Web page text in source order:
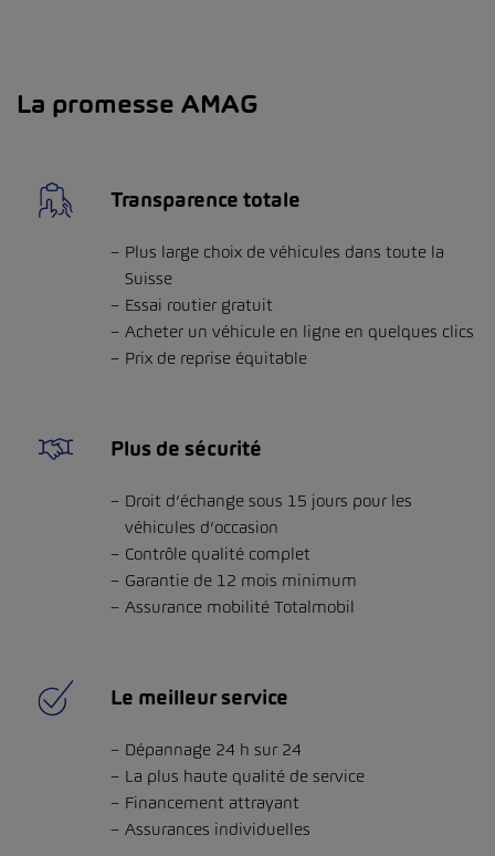
La promesse AMAG
Transparence totale
Plus large choix de véhicules dans toute la
Suisse
Essai routier gratuit
Acheter un véhicule en ligne en quelques clics
Prix de reprise équitable
Plus de sécurité
Droit d’échange sous 15 jours pour les
véhicules d’occasion
Contrôle qualité complet
Garantie de 12 mois minimum
Assurance mobilité Totalmobil
Le meilleur service
Dépannage 24 h sur 24
La plus haute qualité de service
Financement attrayant
Assurances individuelles